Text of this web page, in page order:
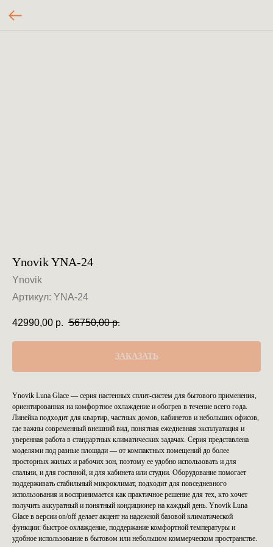
Ynovik YNA-24
Ynovik
Артикул: YNA-24
42990,00 р. 56750,00 р.
ЗАКАЗАТЬ
Ynovik Luna Glace — серия настенных сплит-систем для бытового применения,
ориентированная на комфортное охлаждение и обогрев в течение всего года.
Линейка подходит для квартир, частных домов, кабинетов и небольших офисов,
где важны современный внешний вид, понятная ежедневная эксплуатация и
уверенная работа в стандартных климатических задачах. Серия представлена
моделями под разные площади — от компактных помещений до более
просторных жилых и рабочих зон, поэтому ее удобно использовать и для
спальни, и для гостиной, и для кабинета или студии. Оборудование помогает
поддерживать стабильный микроклимат, подходит для повседневного
использования и воспринимается как практичное решение для тех, кто хочет
получить аккуратный и понятный кондиционер на каждый день. Ynovik Luna
Glace в версии on/off делает акцент на надежной базовой климатической
функции: быстрое охлаждение, поддержание комфортной температуры и
удобное использование в бытовом или небольшом коммерческом пространстве.